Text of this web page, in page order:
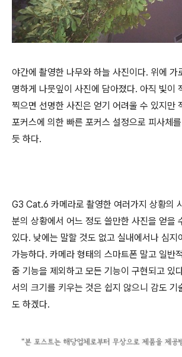
야간에 촬영한 나무와 하늘 사진이다. 위에 가
명하게 나뭇잎이 사진에 담아졌다. 아직 빛이
찍으면 선명한 사진은 얻기 어려울 수 있지만
포커스에 의한 빠른 포커스 설정으로 피사체
듯 하다.
G3 Cat.6 카메라로 촬영한 여러가지 상황의
분의 상황에서 어느 정도 쓸만한 사진을 얻을
있다. 낮에는 말할 것도 없고 실내에서나 심지
가능하다. 카메라 형태의 스마트폰 말고 일반
줌 기능을 제외하고 모든 기능이 구현되고 있
서의 크기를 키우는 것은 쉽지 않으니 감도 기
도 하겠다.